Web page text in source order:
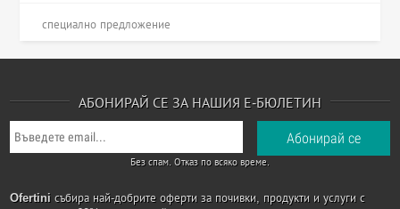
специално предложение
АБОНИРАЙ СЕ ЗА НАШИЯ Е-БЮЛЕТИН
Без спам. Отказ по всяко време.
Ofertini събира най-добрите оферти за почивки, продукти и услуги с